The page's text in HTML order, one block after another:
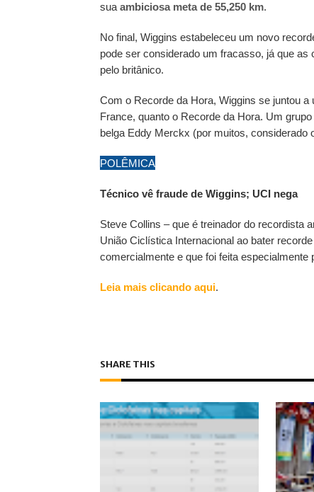
sua ambiciosa meta de 55,250 km.
No final, Wiggins estabeleceu um novo
pode ser considerado um fracasso, já que
pelo britânico.
Com o Recorde da Hora, Wiggins se juntou
France, quanto o Recorde da Hora. Um
belga Eddy Merckx (por muitos, considerado
POLÊMICA
Técnico vê fraude de Wiggins; UCI nega
Steve Collins – que é treinador do recordista
União Ciclística Internacional ao bater
comercialmente e que foi feita especialmente
Leia mais clicando aqui.
SHARE THIS